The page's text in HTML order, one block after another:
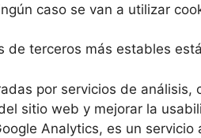
caso se van a utilizar
de terceros más estables
por servicios de
sitio web y mejorar la
Analytics, es un